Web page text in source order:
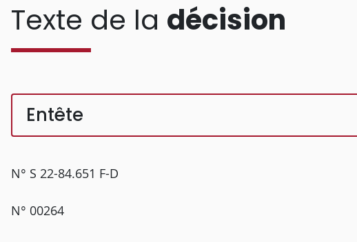
Texte de la décision
Entête
N° S 22-84.651 F-D
N° 00264